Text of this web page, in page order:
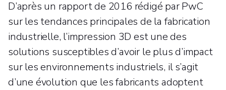
D’après un rapport de 2016 rédigé par PwC
sur les tendances principales de la fabrication
industrielle, l’impression 3D est une des
solutions susceptibles d’avoir le plus d’impact
sur les environnements industriels, il s’agit
d’une évolution que les fabricants adoptent